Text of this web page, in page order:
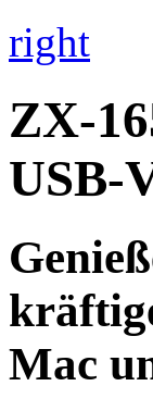
right
ZX-
USB-
Mac